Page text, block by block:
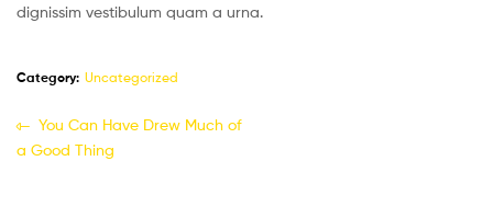
dignissim vestibulum quam a urna.
Category: Uncategorized
You Can Have Drew Much of
a Good Thing